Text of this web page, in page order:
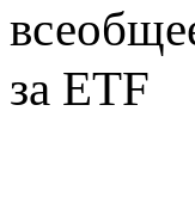
за ETF